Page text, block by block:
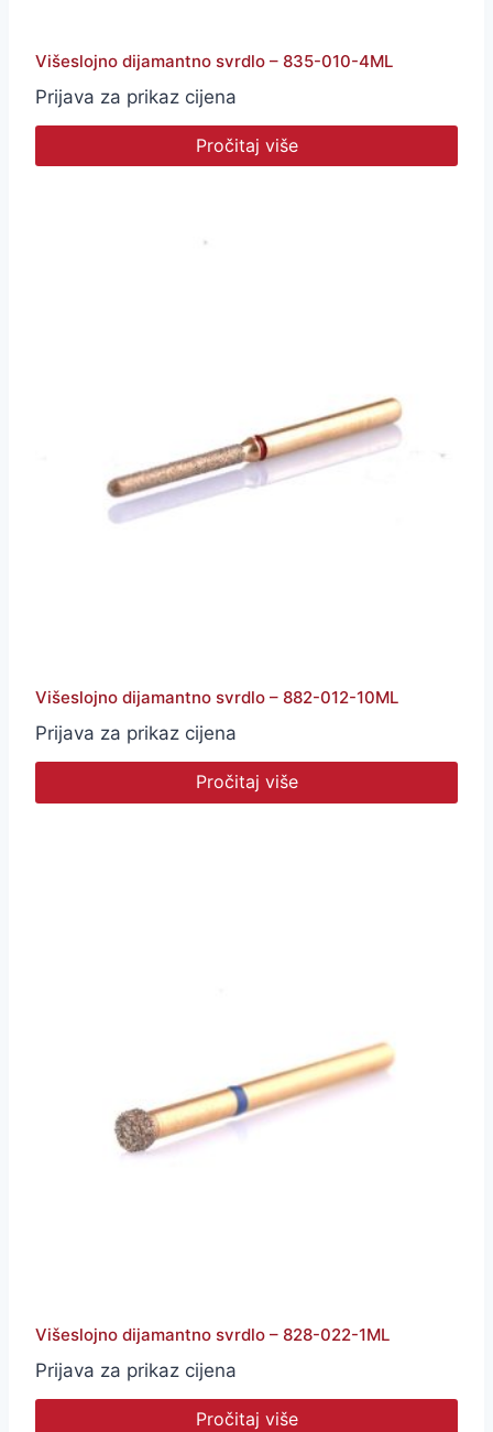
Višeslojno dijamantno svrdlo – 835-010-4ML
Prijava za prikaz cijena
Pročitaj više
Višeslojno dijamantno svrdlo – 882-012-10ML
Prijava za prikaz cijena
Pročitaj više
Višeslojno dijamantno svrdlo – 828-022-1ML
Prijava za prikaz cijena
Pročitaj više